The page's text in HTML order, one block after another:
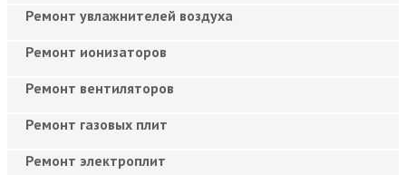
Ремонт увлажнителей воздуха
Ремонт ионизаторов
Ремонт вентиляторов
Ремонт газовых плит
Ремонт электроплит